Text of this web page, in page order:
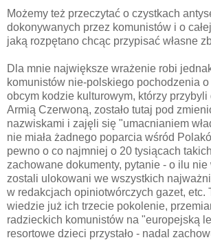
Możemy też przeczytać o czystkach
dokonywanych przez komunistów i o
jaką rozpętano chcąc przypisać własne
Dla mnie największe wrażenie robi
komunistów nie-polskiego pochodzenia o
obcym kodzie kulturowym, którzy
Armią Czerwoną, zostało tutaj pod
nazwiskami i zajęli się "umacnianiem
nie miała żadnego poparcia wśród
pewno o co najmniej o 20 tysiącach
zachowane dokumenty, pytanie - o ilu
zostali ulokowani we wszystkich
w redakcjach opiniotwórczych gazet, etc.
wiedzie już ich trzecie pokolenie,
radzieckich komunistów na "europejską
resortowe dzieci przystało - nadal